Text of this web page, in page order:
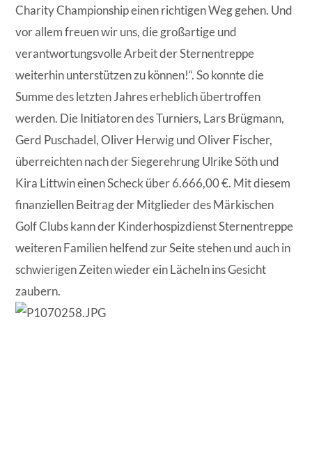
Charity Championship einen richtigen Weg gehen. Und
vor allem freuen wir uns, die großartige und
verantwortungsvolle Arbeit der Sternentreppe
weiterhin unterstützen zu können!“. So konnte die
Summe des letzten Jahres erheblich übertroffen
werden. Die Initiatoren des Turniers, Lars Brügmann,
Gerd Puschadel, Oliver Herwig und Oliver Fischer,
überreichten nach der Siegerehrung Ulrike Söth und
Kira Littwin einen Scheck über 6.666,00 €. Mit diesem
finanziellen Beitrag der Mitglieder des Märkischen
Golf Clubs kann der Kinderhospizdienst Sternentreppe
weiteren Familien helfend zur Seite stehen und auch in
schwierigen Zeiten wieder ein Lächeln ins Gesicht
zaubern.